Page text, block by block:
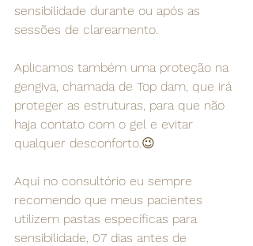
sensibilidade durante ou após as
sessões de clareamento.
Aplicamos também uma proteção na
gengiva, chamada de Top dam, que irá
proteger as estruturas, para que não
haja contato com o gel e evitar
qualquer desconforto.😉
Aqui no consultório eu sempre
recomendo que meus pacientes
utilizem pastas específicas para
sensibilidade, 07 dias antes de